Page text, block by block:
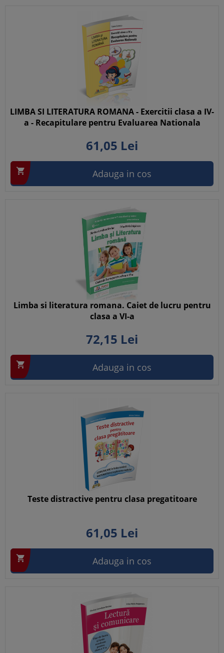
LIMBA SI LITERATURA ROMANA - Exercitii clasa a IV-
a - Recapitulare pentru Evaluarea Nationala
61,05 Lei
 Adauga in cos
Limba si literatura romana. Caiet de lucru pentru
clasa a VI-a
72,15 Lei
 Adauga in cos
Teste distractive pentru clasa pregatitoare
61,05 Lei
 Adauga in cos